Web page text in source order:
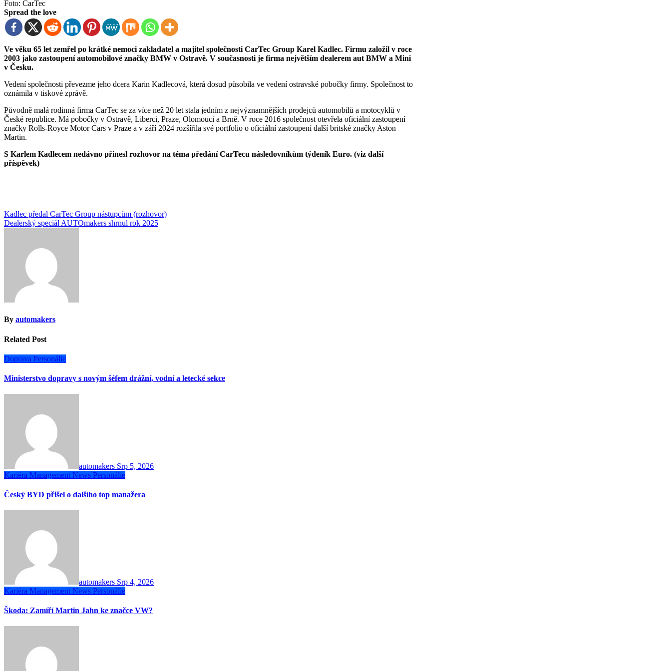
Foto: CarTec
Spread the love
Ve věku 65 let zemřel po krátké nemoci zakladatel a majitel společnosti CarTec Group Karel Kadlec. Firmu založil v roce
2003 jako zastoupení automobilové značky BMW v Ostravě. V současnosti je firma největším dealerem aut BMW a Mini
v Česku.
Vedení společnosti převezme jeho dcera Karin Kadlecová, která dosud působila ve vedení ostravské pobočky firmy. Společnost to
oznámila v tiskové zprávě.
Původně malá rodinná firma CarTec se za více než 20 let stala jedním z nejvýznamnějších prodejců automobilů a motocyklů v
České republice. Má pobočky v Ostravě, Liberci, Praze, Olomouci a Brně. V roce 2016 společnost otevřela oficiální zastoupení
značky Rolls-Royce Motor Cars v Praze a v září 2024 rozšířila své portfolio o oficiální zastoupení další britské značky Aston
Martin.
S Karlem Kadlecem nedávno přinesl rozhovor na téma předání CarTecu následovníkům týdeník Euro. (viz další
příspěvek)
Navigace
pro
Kadlec předal CarTec Group nástupcům (rozhovor)
Dealerský speciál AUTOmakers shrnul rok 2025
By automakers
Related Post
Doprava Personálie
Ministerstvo dopravy s novým šéfem drážní, vodní a letecké sekce
automakers Srp 5, 2026
Kariéra Management News Personálie
Český BYD přišel o dalšího top manažera
automakers Srp 4, 2026
Kariéra Management News Personálie
Škoda: Zamíří Martin Jahn ke značce VW?